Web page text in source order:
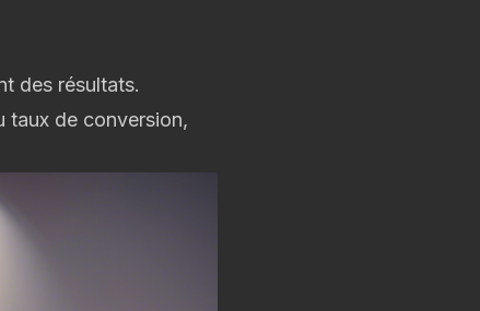
des résultats.
taux de conversion,